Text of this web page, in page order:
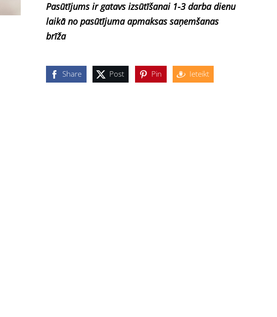
Pasūtījums ir gatavs izsūtīšanai 1-3 darba dienu
laikā no pasūtījuma apmaksas saņemšanas
brīža
Share Post Pin Ieteikt